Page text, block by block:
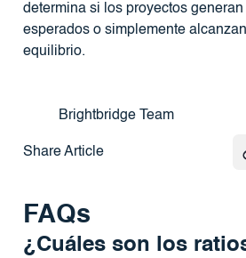
Brightbridge Team
Share Article
determina si los proyectos
esperados o simplemente
equilibrio.
FAQs
¿Cuáles son los